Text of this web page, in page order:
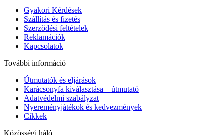
Gyakori Kérdések
Szállítás és fizetés
Szerződési feltételek
Reklamációk
Kapcsolatok
További információ
Útmutatók és eljárások
Karácsonyfa kiválasztása – útmutató
Adatvédelmi szabályzat
Nyereményjátékok és kedvezmények
Cikkek
Közösségi háló